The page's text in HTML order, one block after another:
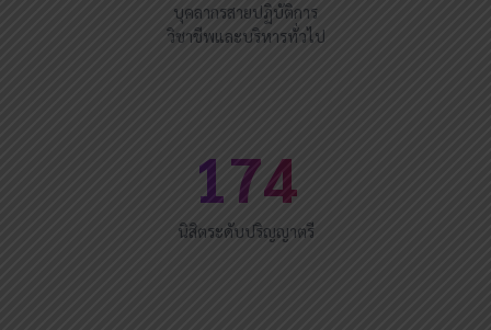
บุคลากรสายปฏิบัติการ
วิชาชีพและบริหารทั่วไป
174
นิสิตระดับปริญญาตรี